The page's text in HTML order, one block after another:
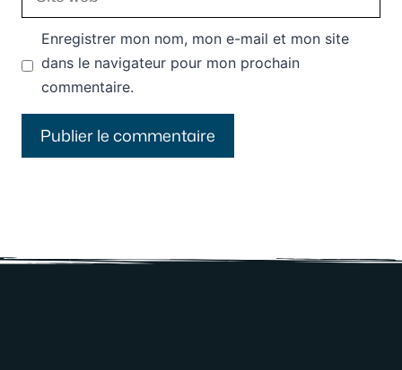
web
Enregistrer mon nom, mon e-mail et mon site
dans le navigateur pour mon prochain
commentaire.